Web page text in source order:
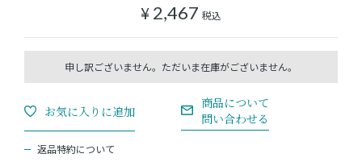
¥2,467 税込
返品特約について